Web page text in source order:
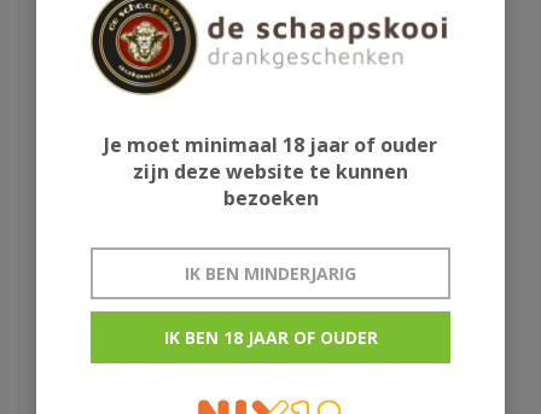
Je moet minimaal 18 jaar of ouder
zijn deze website te kunnen
bezoeken
IK BEN MINDERJARIG
IK BEN 18 JAAR OF OUDER